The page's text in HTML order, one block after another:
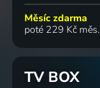
Měsíc zdarma
poté 229 Kč měs.
TV BOX